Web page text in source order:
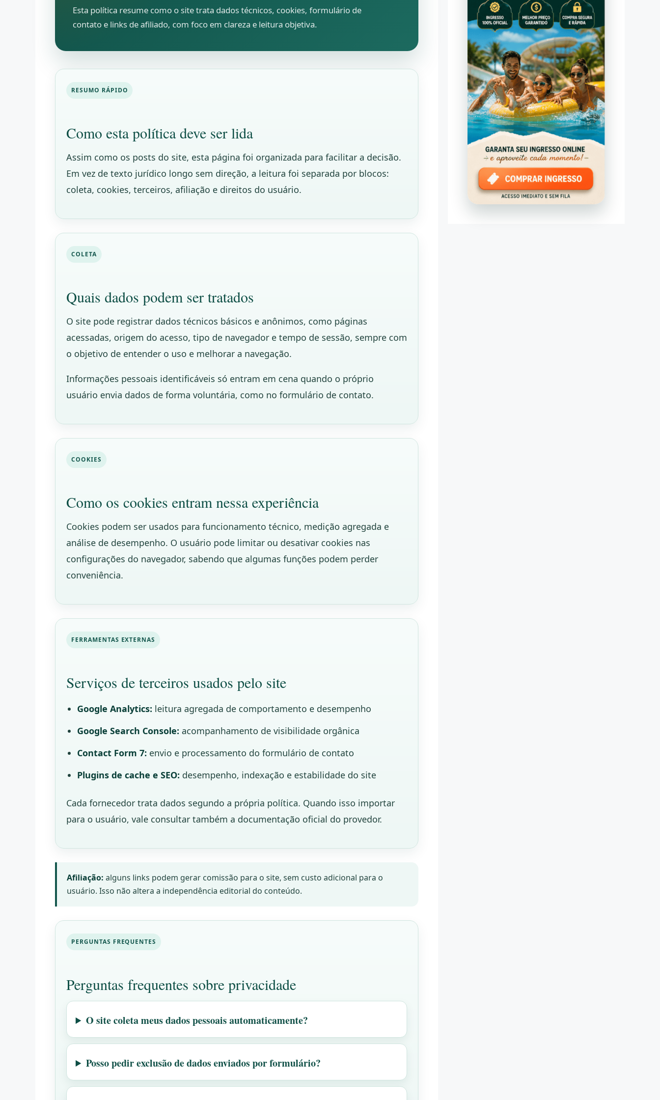
Esta política resume como o site trata dados técnicos, cookies, formulário de
contato e links de afiliado, com foco em clareza e leitura objetiva.
RESUMO RÁPIDO
Como esta política deve ser lida
Assim como os posts do site, esta página foi organizada para facilitar a decisão.
Em vez de texto jurídico longo sem direção, a leitura foi separada por blocos:
coleta, cookies, terceiros, afiliação e direitos do usuário.
COLETA
Quais dados podem ser tratados
O site pode registrar dados técnicos básicos e anônimos, como páginas
acessadas, origem do acesso, tipo de navegador e tempo de sessão, sempre com
o objetivo de entender o uso e melhorar a navegação.
Informações pessoais identificáveis só entram em cena quando o próprio
usuário envia dados de forma voluntária, como no formulário de contato.
COOKIES
Como os cookies entram nessa experiência
Cookies podem ser usados para funcionamento técnico, medição agregada e
análise de desempenho. O usuário pode limitar ou desativar cookies nas
configurações do navegador, sabendo que algumas funções podem perder
conveniência.
FERRAMENTAS EXTERNAS
Serviços de terceiros usados pelo site
Google Analytics: leitura agregada de comportamento e desempenho
Google Search Console: acompanhamento de visibilidade orgânica
Contact Form 7: envio e processamento do formulário de contato
Plugins de cache e SEO: desempenho, indexação e estabilidade do site
Cada fornecedor trata dados segundo a própria política. Quando isso importar
para o usuário, vale consultar também a documentação oficial do provedor.
Afiliação: alguns links podem gerar comissão para o site, sem custo adicional para o
usuário. Isso não altera a independência editorial do conteúdo.
PERGUNTAS FREQUENTES
Perguntas frequentes sobre privacidade
O site coleta meus dados pessoais automaticamente?
Posso pedir exclusão de dados enviados por formulário?